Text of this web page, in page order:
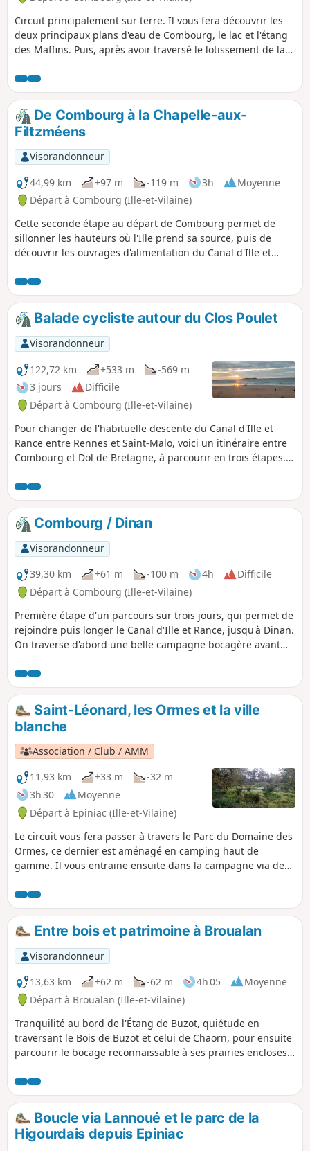
Circuit principalement sur terre. Il vous fera découvrir les
deux principaux plans d'eau de Combourg, le lac et l'étang
des Maffins. Puis, après avoir traversé le lotissement de la
charmant petit chemin creux. Ce lieu est situé sur une
petite éminence à environ 80 mètres d'altitude, qui offre
par beau temps un joli point de vue panoramique sur
Combourg et ses environs.
De Combourg à la Chapelle-aux-
Filtzméens
Visorandonneur
44,99 km
+97 m -119 m 3h
Moyenne
Départ à Combourg (Ille-et-Vilaine)
Cette seconde étape au départ de Combourg permet de
sillonner les hauteurs où l'Ille prend sa source, puis de
découvrir les ouvrages d'alimentation du Canal d'Ille et
elle est issue. On retrouve ensuite le canal à Montreuil-sur-
Ille. Il suffit alors de remonter quelques écluses pour
atteindre le bief de partage puis l'impressionnante échelle
des onze écluses de Hédé. Le retour au point de départ
n'est plus très loin.
Balade cycliste autour du Clos Poulet
Visorandonneur
122,72 km
+533 m
-569 m
3 jours
Difficile
Départ à Combourg (Ille-et-Vilaine)
Pour changer de l'habituelle descente du Canal d'Ille et
Rance entre Rennes et Saint-Malo, voici un itinéraire entre
Combourg et Dol de Bretagne, à parcourir en trois étapes.
les charmes de la Bretagne romantique, pays cher à
Châteaubriand. On découvre ainsi la partie septentrionale
du canal, la Rance maritime, la cité corsaire de Saint-Malo,
la partie orientale de la Côte d’Émeraude, pour terminer au
pied de la cathédrale Saint-Samson de Dol, après avoir
traversé les marais qui précèdent le Mont Saint-Michel.
Combourg / Dinan
Visorandonneur
39,30 km
+61 m -100 m 4h
Difficile
Départ à Combourg (Ille-et-Vilaine)
Première étape d'un parcours sur trois jours, qui permet de
rejoindre puis longer le Canal d'Ille et Rance, jusqu'à Dinan.
On traverse d'abord une belle campagne bocagère avant
beau canal doté d'une magnifique voute végétale, puis
après la confluence avec la Rance, c'est un parcours plus
sauvage qui se faufile dans le relief, juste avant Dinan.
Cette étape ne présente aucune difficulté, puisqu'elle suit
essentiellement le fil de l'eau, à l'exception de la montée à
Dinan, si votre lieu de résidence l'exige.
Saint-Léonard, les Ormes et la ville
blanche
Association / Club / AMM
11,93 km
+33 m
-32 m
3h 30
Moyenne
Départ à Epiniac (Ille-et-Vilaine)
Le circuit vous fera passer à travers le Parc du Domaine des
Ormes, ce dernier est aménagé en camping haut de
gamme. Il vous entraine ensuite dans la campagne via des
chance, si vous êtes silencieux, vous pourrez surprendre du
gros gibier dont des sangliers et sans doute quelques
oiseaux tels que aigrettes, garzette ou grande, ou un héron
cendré. Pas de difficulté particulière.
Entre bois et patrimoine à Broualan
Visorandonneur
13,63 km
+62 m -62 m 4h 05
Moyenne
Départ à Broualan (Ille-et-Vilaine)
Tranquilité au bord de l'Étang de Buzot, quiétude en
traversant le Bois de Buzot et celui de Chaorn, pour ensuite
parcourir le bocage reconnaissable à ses prairies encloses
programme que ce circuit vous propose.
Boucle via Lannoué et le parc de la
Higourdais depuis Epiniac